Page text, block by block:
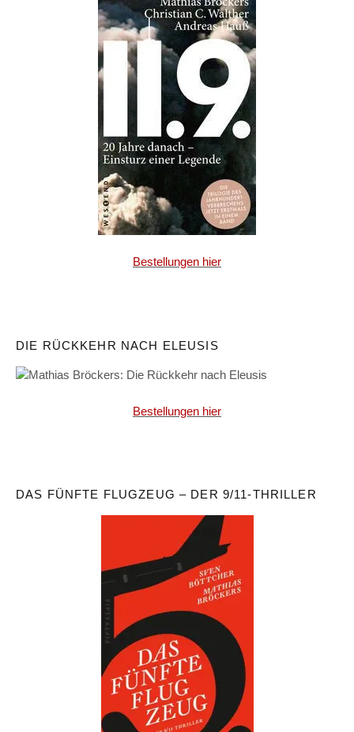
Bestellungen hier
DIE RÜCKKEHR NACH ELEUSIS
Bestellungen hier
DAS FÜNFTE FLUGZEUG – DER 9/11-THRILLER